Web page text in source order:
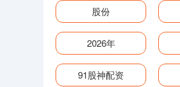
股份
2026年
91股神配资